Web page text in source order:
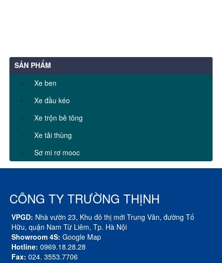
SẢN PHẨM
Xe ben
Xe đầu kéo
Xe trộn bê tông
Xe tải thùng
Sơ mi rơ mooc
CÔNG TY TRƯỜNG THỊNH
VPGD: Nhà vườn 23, Khu đô thị mới Trung Văn, đường Tố
Hữu, quận Nam Từ Liêm, Tp. Hà Nội
Showroom 4S: Google Map
Hotline: 0969.18.28.28
Fax: 024. 3553.7706